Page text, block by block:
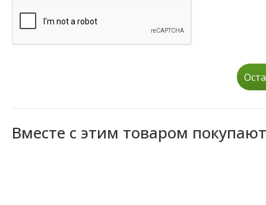
Вместе с этим товаром покупают